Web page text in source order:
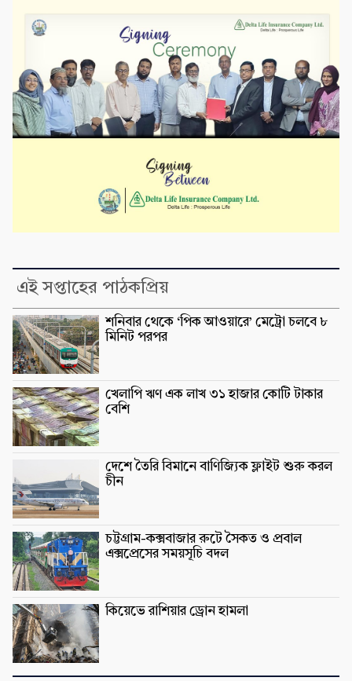
এই সপ্তাহের পাঠকপ্রিয়
শনিবার থেকে ‘পিক আওয়ারে’ মেট্রো চলবে ৮
মিনিট পরপর
খেলাপি ঋণ এক লাখ ৩১ হাজার কোটি টাকার
বেশি
দেশে তৈরি বিমানে বাণিজ্যিক ফ্লাইট শুরু করল
চীন
চট্টগ্রাম-কক্সবাজার রুটে সৈকত ও প্রবাল
এক্সপ্রেসের সময়সূচি বদল
কিয়েভে রাশিয়ার ড্রোন হামলা